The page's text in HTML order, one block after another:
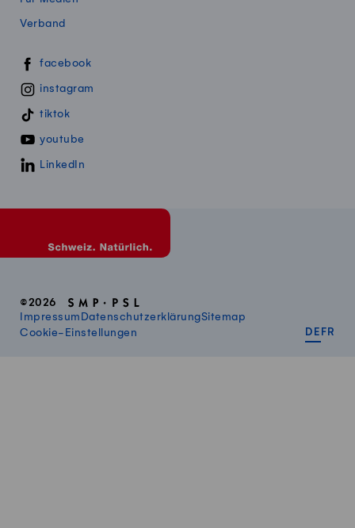
Verband
Swissmillk auf Social Media
facebook
instagram
tiktok
youtube
LinkedIn
©2026
Impressum DatenschutzerklärungSitemap
Cookie-Einstellungen
DE FR